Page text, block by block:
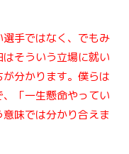
手ではなく、でもみ
そういう立場に就い
分かります。僕らは
「一生懸命やってい
味では分かり合えま